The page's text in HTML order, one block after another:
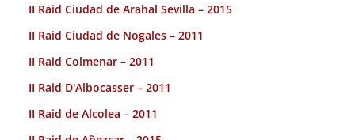
II Raid Ciudad de Arahal Sevilla – 2015
II Raid Ciudad de Nogales – 2011
II Raid Colmenar – 2011
II Raid D'Albocasser – 2011
II Raid de Alcolea – 2011